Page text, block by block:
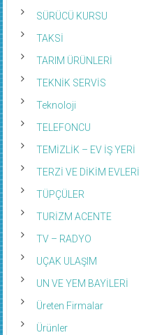
SÜRÜCÜ KURSU
TAKSİ
TARIM ÜRÜNLERİ
TEKNİK SERVİS
Teknoloji
TELEFONCU
TEMİZLİK – EV İŞ YERİ
TERZİ VE DİKİM EVLERİ
TÜPÇÜLER
TURİZM ACENTE
TV – RADYO
UÇAK ULAŞIM
UN VE YEM BAYİLERİ
Üreten Firmalar
Ürünler